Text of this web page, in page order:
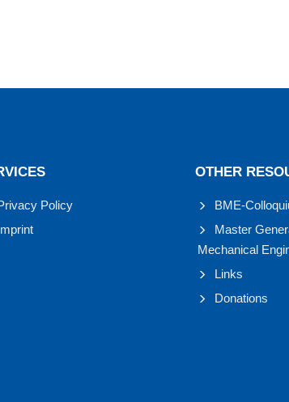
Policy
OTHER
BME-
Master
Mechanical
Links
Donations